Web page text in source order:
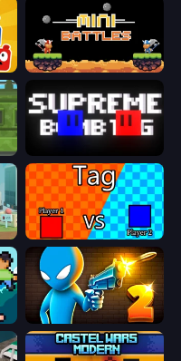
12 MiniBattles
2 Player Tag
Drunken Duel 2